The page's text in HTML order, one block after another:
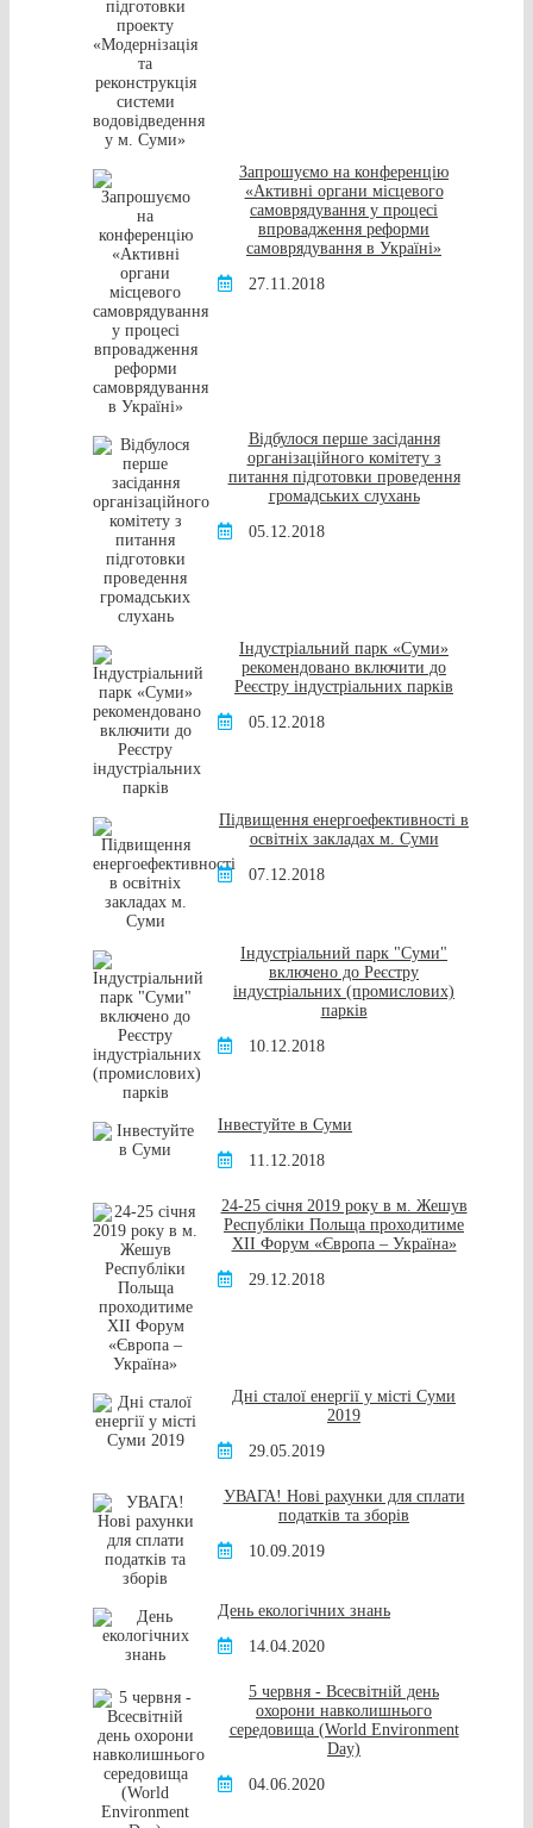
Запрошуємо на конференцію
«Активні органи місцевого
самоврядування у процесі
впровадження реформи
самоврядування в Україні»
27.11.2018
Відбулося перше засідання
організаційного комітету з
питання підготовки проведення
громадських слухань
05.12.2018
Індустріальний парк «Суми»
рекомендовано включити до
Реєстру індустріальних парків
05.12.2018
Підвищення енергоефективності в
освітніх закладах м. Суми
07.12.2018
Індустріальний парк "Суми"
включено до Реєстру
індустріальних (промислових)
парків
10.12.2018
Інвестуйте в Суми
11.12.2018
24-25 січня 2019 року в м. Жешув
Республіки Польща проходитиме
XІI Форум «Європа – Україна»
29.12.2018
Дні сталої енергії у місті Суми
2019
29.05.2019
УВАГА! Нові рахунки для сплати
податків та зборів
10.09.2019
День екологічних знань
14.04.2020
5 червня - Всесвітній день
охорони навколишнього
середовища (World Environment
Day)
04.06.2020